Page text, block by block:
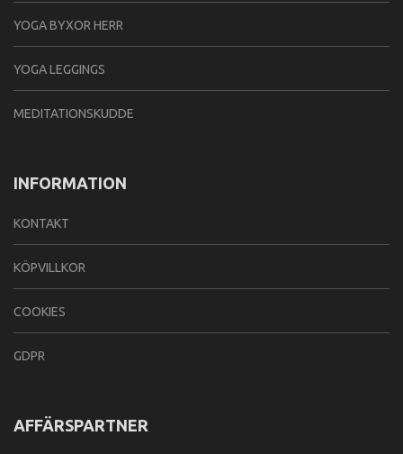
YOGA BYXOR HERR
YOGA LEGGINGS
MEDITATIONSKUDDE
INFORMATION
KONTAKT
KÖPVILLKOR
COOKIES
GDPR
AFFÄRSPARTNER